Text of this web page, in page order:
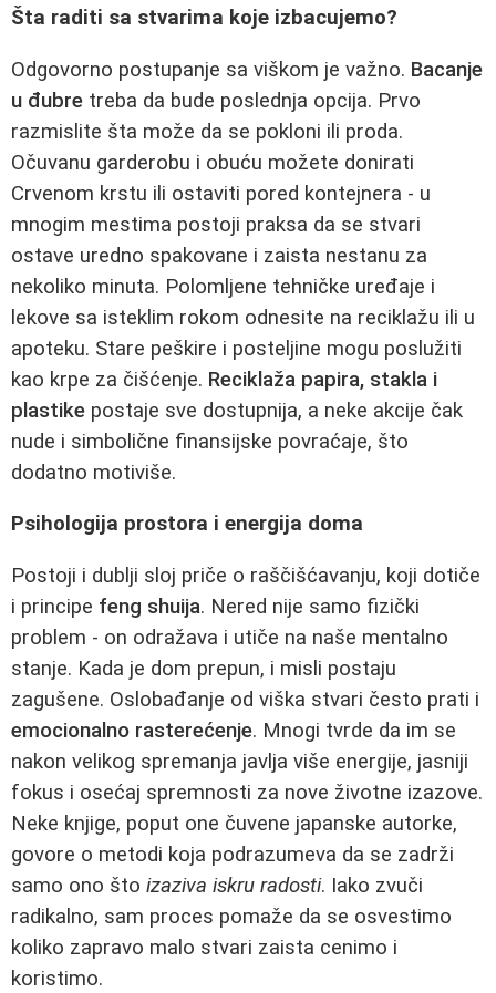
Šta raditi sa stvarima koje izbacujemo?
Odgovorno postupanje sa viškom je važno. Bacanje
u đubre treba da bude poslednja opcija. Prvo
razmislite šta može da se pokloni ili proda.
Očuvanu garderobu i obuću možete donirati
Crvenom krstu ili ostaviti pored kontejnera - u
mnogim mestima postoji praksa da se stvari
ostave uredno spakovane i zaista nestanu za
nekoliko minuta. Polomljene tehničke uređaje i
lekove sa isteklim rokom odnesite na reciklažu ili u
apoteku. Stare peškire i posteljine mogu poslužiti
kao krpe za čišćenje. Reciklaža papira, stakla i
plastike postaje sve dostupnija, a neke akcije čak
nude i simbolične finansijske povraćaje, što
dodatno motiviše.
Psihologija prostora i energija doma
Postoji i dublji sloj priče o raščišćavanju, koji dotiče
i principe feng shuija. Nered nije samo fizički
problem - on odražava i utiče na naše mentalno
stanje. Kada je dom prepun, i misli postaju
zagušene. Oslobađanje od viška stvari često prati i
emocionalno rasterećenje. Mnogi tvrde da im se
nakon velikog spremanja javlja više energije, jasniji
fokus i osećaj spremnosti za nove životne izazove.
Neke knjige, poput one čuvene japanske autorke,
govore o metodi koja podrazumeva da se zadrži
samo ono što izaziva iskru radosti. Iako zvuči
radikalno, sam proces pomaže da se osvestimo
koliko zapravo malo stvari zaista cenimo i
koristimo.